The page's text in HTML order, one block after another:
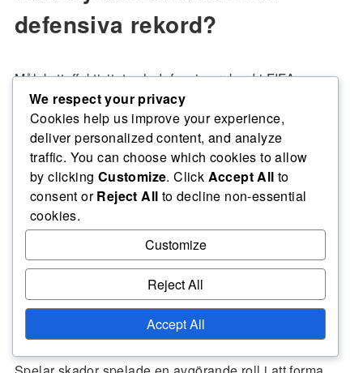
defensiva rekord?
Målskytteffektivitet och defensiva rekord i FIFA
Intercontinental Cup 2004 påverkades i hög grad av
spelar skador, lagformationer och strategiska beslut
som fattades under matcherna. Dessa faktorer
påverkade hur lagen skapade målchanser och
försvarade sig mot motståndare, vilket i slutändan
påverkade matchresultaten.
Påverkan av spelar skador på
lagets prestation
We respect your privacy
Cookies help us improve your experience,
deliver personalized content, and analyze
traffic. You can choose which cookies to allow
by clicking Customize. Click Accept All to
consent orReject All to decline non-essential
cookies.
Customize
Reject All
Accept All